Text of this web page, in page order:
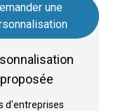
une
proposée
d'entreprises